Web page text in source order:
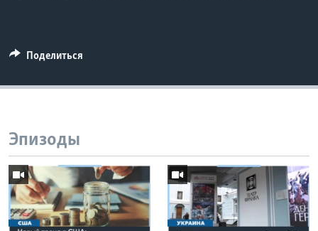
Поделиться
Эпизоды